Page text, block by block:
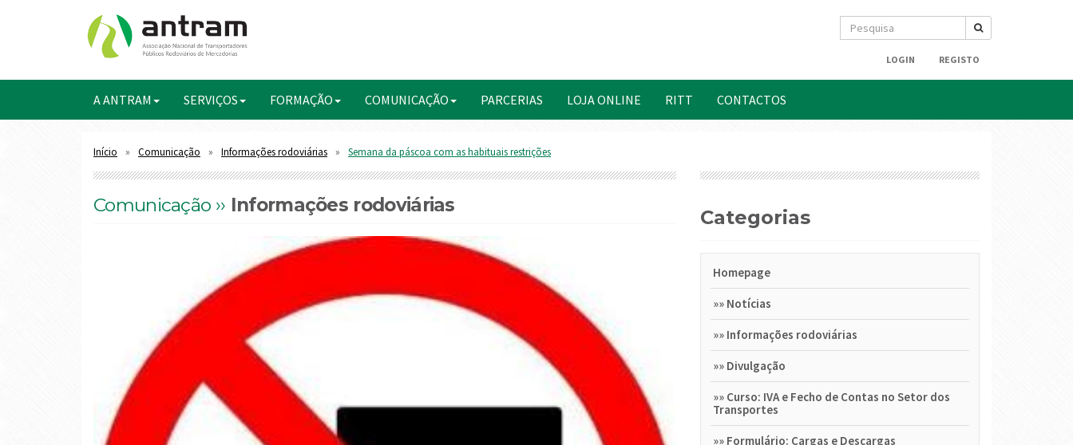
LOGIN REGISTO
A ANTRAM SERVIÇOS FORMAÇÃO COMUNICAÇÃO PARCERIAS LOJA ONLINE RITT CONTACTOS
Início Comunicação Informações rodoviárias Semana da páscoa com as habituais restrições
Comunicação ›› Informações rodoviárias
Categorias
Homepage
»» Notícias
»» Informações rodoviárias
»» Divulgação
»» Curso: IVA e Fecho de Contas no Setor dos
Transportes
»» Formulário: Cargas e Descargas